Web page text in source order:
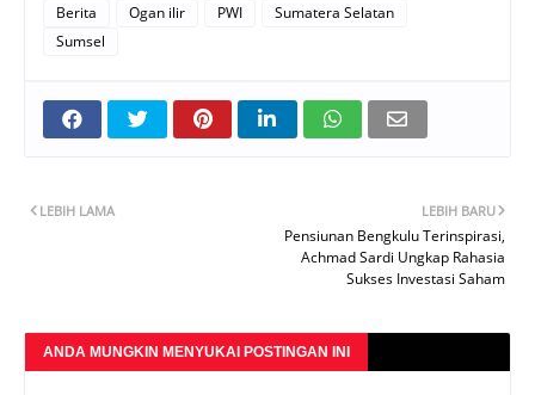
Berita Ogan ilir PWI
Sumatera Selatan
Sumsel
LEBIH BARU
Pensiunan Bengkulu Terinspirasi,
Achmad Sardi Ungkap Rahasia
Sukses Investasi Saham
LEBIH LAMA
ANDA MUNGKIN MENYUKAI POSTINGAN INI